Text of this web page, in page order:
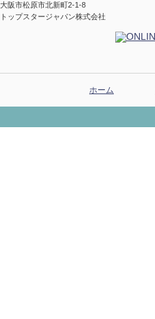
大阪市松原市北新町2-1-8
トップスタージャパン株式会社
ホーム